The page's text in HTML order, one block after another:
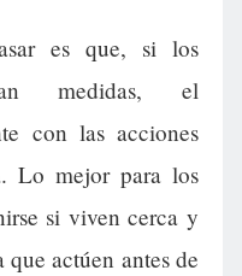
es que, si los
medidas, el
con las acciones
Lo mejor para los
si viven cerca y
actúen antes de